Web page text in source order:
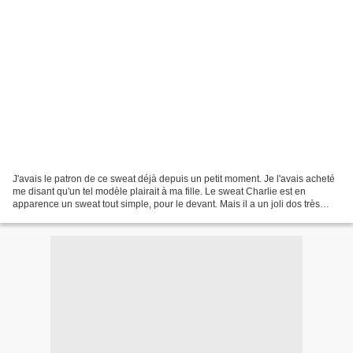
J'avais le patron de ce sweat déjà depuis un petit moment. Je l'avais acheté
me disant qu'un tel modèle plairait à ma fille. Le sweat Charlie est en
apparence un sweat tout simple, pour le devant. Mais il a un joli dos très